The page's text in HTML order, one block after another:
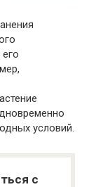
условий.
с